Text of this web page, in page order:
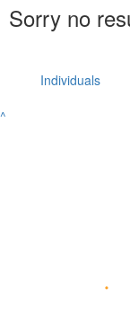
Sorry no
Individuals
^